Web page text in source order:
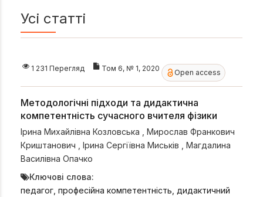
Усі статті
1 231 Перегляд Том 6, № 1, 2020 Open access
Методологічні підходи та дидактична
компетентність сучасного вчителя фізики
Ірина Михайлівна Козловська
Мирослав Франкович
Криштанович
Ірина Сергіївна Миськів
Магдалина
Василівна Опачко
Ключові слова:
педагог, професійна компетентність, дидактичний